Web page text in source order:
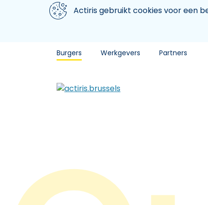
Aller au contenu principal
We gebruiken cookiesActiris gebruikt cookies voor een
Burgers Werkgevers Partners